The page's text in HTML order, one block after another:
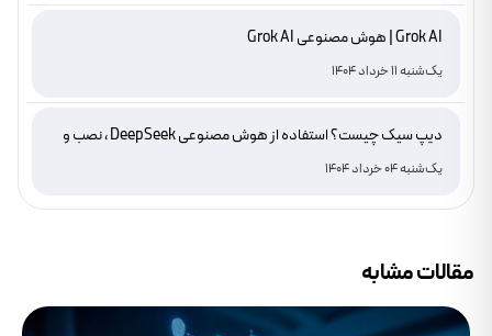
Grok AI | هوش مصنوعی Grok AI
یک‌شنبه 11 خرداد 1404
دیپ سیک چیست؟ استفاده از هوش مصنوعی DeepSeek ، نصب و
دانلود
یک‌شنبه 04 خرداد 1404
مقالات مشابه